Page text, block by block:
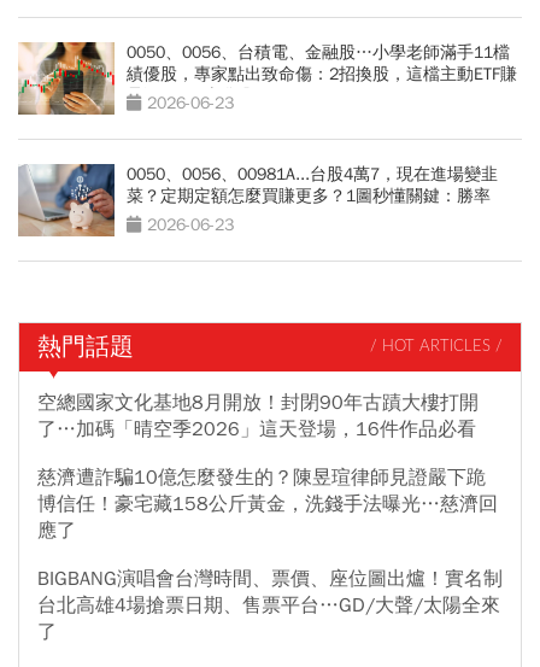
0050、0056、台積電、金融股…小學老師滿手11檔
績優股，專家點出致命傷：2招換股，這檔主動ETF賺
暴漲240%噴發股
2026-06-23
0050、0056、00981A...台股4萬7，現在進場變韭
菜？定期定額怎麼買賺更多？1圖秒懂關鍵：勝率
90％2026-06-23
熱門話題 / HOT ARTICLES /
空總國家文化基地8月開放！封閉90年古蹟大樓打開
了…加碼「晴空季2026」這天登場，16件作品必看
慈濟遭詐騙10億怎麼發生的？陳昱瑄律師見證嚴下跪
博信任！豪宅藏158公斤黃金，洗錢手法曝光…慈濟回
應了
BIGBANG演唱會台灣時間、票價、座位圖出爐！實名制
台北高雄4場搶票日期、售票平台…GD/大聲/太陽全來
了